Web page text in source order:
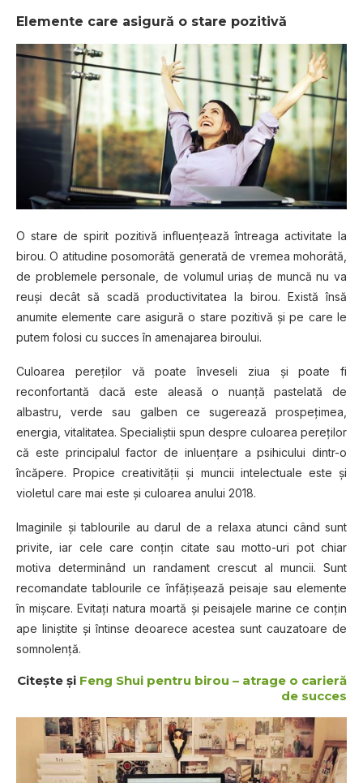
Elemente care asigură o stare pozitivă
O stare de spirit pozitivă influenţează întreaga activitate la
birou. O atitudine posomorâtă generată de vremea mohorâtă,
de problemele personale, de volumul uriaş de muncă nu va
reuşi decât să scadă productivitatea la birou. Există însă
anumite elemente care asigură o stare pozitivă şi pe care le
putem folosi cu succes în amenajarea biroului.
Culoarea pereţilor vă poate înveseli ziua şi poate fi
reconfortantă dacă este aleasă o nuanţă pastelată de
albastru, verde sau galben ce sugerează prospeţimea,
energia, vitalitatea. Specialiştii spun despre culoarea pereţilor
că este principalul factor de inluenţare a psihicului dintr-o
încăpere. Propice creativităţii şi muncii intelectuale este şi
violetul care mai este şi culoarea anului 2018.
Imaginile şi tablourile au darul de a relaxa atunci când sunt
privite, iar cele care conţin citate sau motto-uri pot chiar
motiva determinând un randament crescut al muncii. Sunt
recomandate tablourile ce înfăţişează peisaje sau elemente
în mişcare. Evitaţi natura moartă şi peisajele marine ce conţin
ape liniştite şi întinse deoarece acestea sunt cauzatoare de
somnolenţă.
Citeşte şi Feng Shui pentru birou – atrage o carieră
de succes